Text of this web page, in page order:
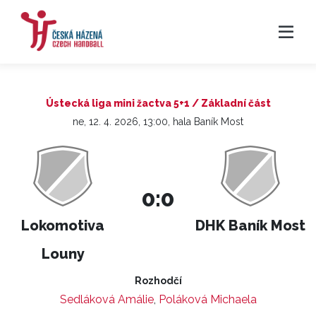
Ústecká liga mini žactva 5+1 / Základní část
ne, 12. 4. 2026, 13:00, hala Baník Most
Lokomotiva
Louny
0:0
DHK Baník Most
Rozhodčí
Sedláková Amálie, Poláková Michaela